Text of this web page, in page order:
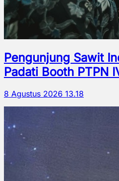
Pengunjung Sawit
Padati Booth PTPN
8 Agustus 2026 13.18